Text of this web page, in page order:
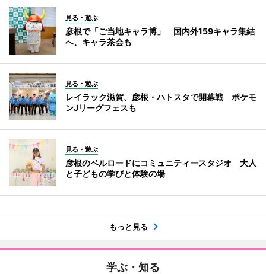
見る・遊ぶ
彦根で「ご当地キャラ博」 国内外159キャラ集結
へ、キャラ茶会も
見る・遊ぶ
レイラック滋賀、彦根・ハトスタで開幕戦 ポケモ
ンJリーグフェスも
見る・遊ぶ
彦根のベルロードにコミュニティースタジオ 大人
と子どもの学びと体験の場
もっと見る
学ぶ・知る